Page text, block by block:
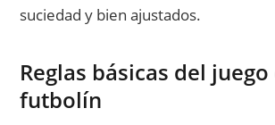
suciedad y bien ajustados.
Reglas básicas del juego
futbolín